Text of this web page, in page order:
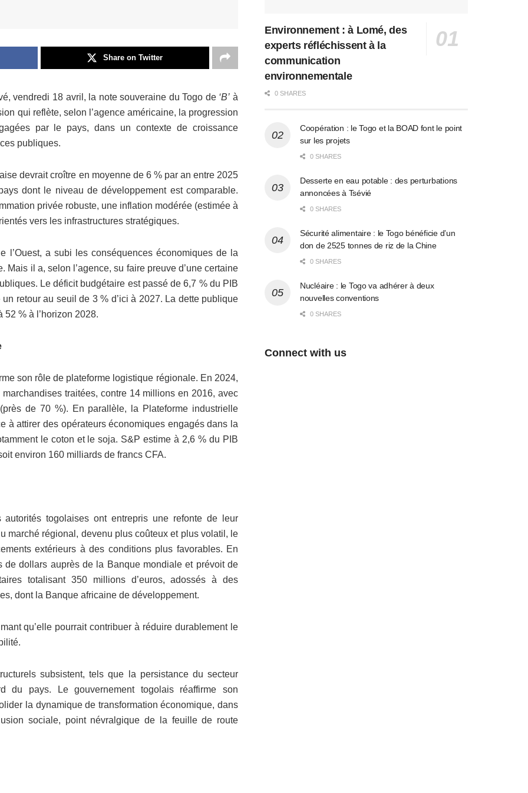
Share on Twitter
vendredi 18 avril, la note souveraine du Togo de ‘B’ à
qui reflète, selon l’agence américaine, la progression
par le pays, dans un contexte de croissance
publiques.
devrait croître en moyenne de 6 % par an entre 2025
dont le niveau de développement est comparable.
privée robuste, une inflation modérée (estimée à
vers les infrastructures stratégiques.
l’Ouest, a subi les conséquences économiques de la
il a, selon l’agence, su faire preuve d’une certaine
Le déficit budgétaire est passé de 6,7 % du PIB
retour au seuil de 3 % d’ici à 2027. La dette publique
% à l’horizon 2028.
son rôle de plateforme logistique régionale. En 2024,
traitées, contre 14 millions en 2016, avec
de 70 %). En parallèle, la Plateforme industrielle
à attirer des opérateurs économiques engagés dans la
le coton et le soja. S&P estime à 2,6 % du PIB
environ 160 milliards de francs CFA.
togolaises ont entrepris une refonte de leur
marché régional, devenu plus coûteux et plus volatil, le
extérieurs à des conditions plus favorables. En
dollars auprès de la Banque mondiale et prévoit de
totalisant 350 millions d’euros, adossés à des
dont la Banque africaine de développement.
qu’elle pourrait contribuer à réduire durablement le
subsistent, tels que la persistance du secteur
du pays. Le gouvernement togolais réaffirme son
la dynamique de transformation économique, dans
sociale, point névralgique de la feuille de route
Environnement : à Lomé, des
experts réfléchissent à la
communication
environnementale
0 SHARES
Coopération : le Togo et la BOAD font le point
sur les projets
0 SHARES
Desserte en eau potable : des perturbations
annoncées à Tsévié
0 SHARES
Sécurité alimentaire : le Togo bénéficie d’un
don de 2525 tonnes de riz de la Chine
0 SHARES
Nucléaire : le Togo va adhérer à deux
nouvelles conventions
0 SHARES
Connect with us